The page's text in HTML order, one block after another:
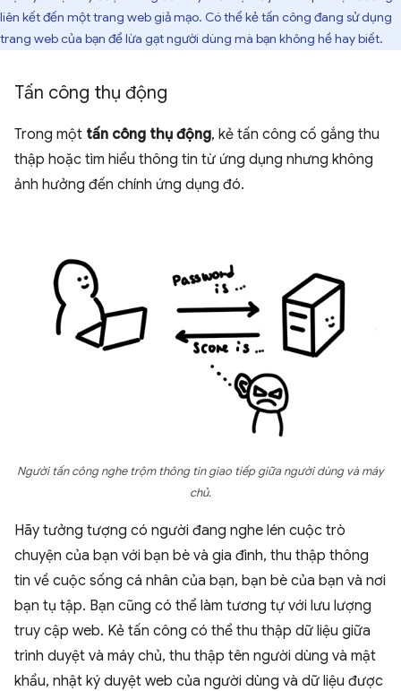
liên kết đến một trang web giả mạo. Có thể kẻ tấn công đang sử dụng
trang web của bạn để lừa gạt người dùng mà bạn không hề hay biết.
Tấn công thụ động
Trong một tấn công thụ động, kẻ tấn công cố gắng thu
thập hoặc tìm hiểu thông tin từ ứng dụng nhưng không
ảnh hưởng đến chính ứng dụng đó.
Người tấn công nghe trộm thông tin giao tiếp giữa người dùng và máy
chủ.
Hãy tưởng tượng có người đang nghe lén cuộc trò
chuyện của bạn với bạn bè và gia đình, thu thập thông
tin về cuộc sống cá nhân của bạn, bạn bè của bạn và nơi
bạn tụ tập. Bạn cũng có thể làm tương tự với lưu lượng
truy cập web. Kẻ tấn công có thể thu thập dữ liệu giữa
trình duyệt và máy chủ, thu thập tên người dùng và mật
khẩu, nhật ký duyệt web của người dùng và dữ liệu được